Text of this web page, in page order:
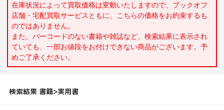
在庫状況によって買取価格は変動いたしますので、ブックオフ
店舗・宅配買取サービスともに、こちらの価格をお約束するも
のではありません。
また、バーコードのない書籍や雑誌など、検索結果に表示され
ていても、一部お値段をお付けできない商品がございます。予
めご了承ください。
検索結果 書籍>実用書